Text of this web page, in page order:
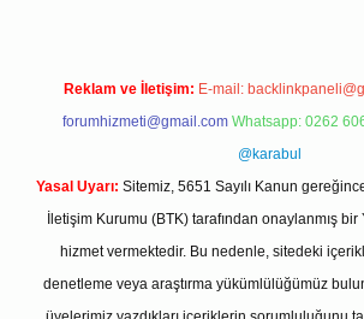
Reklam ve İletişim: E-mail:
forumhizmeti@gmail.com Whatsapp: 0262
@karabul
Yasal Uyarı: Sitemiz, 5651 Sayılı Kanun
İletişim Kurumu (BTK) tarafından onaylanmış bir
hizmet vermektedir. Bu nedenle, sitedeki
denetleme veya araştırma yükümlülüğümüz